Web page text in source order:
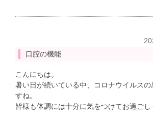
口腔の機能
こんにちは。
暑い日が続いている中、コロナウイルス
すね。
皆様も体調には十分に気をつけてお過ごし